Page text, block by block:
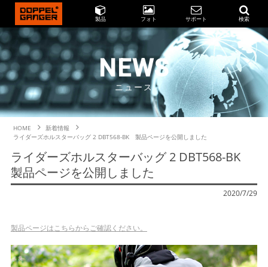
製品 フォト サポート 検索
NEWS
ニュース
HOME
新着情報
ライダーズホルスターバッグ 2 DBT568-BK 製品ページを公開しました
ライダーズホルスターバッグ 2 DBT568-BK
製品ページを公開しました
2020/7/29
製品ページはこちらからご確認ください。